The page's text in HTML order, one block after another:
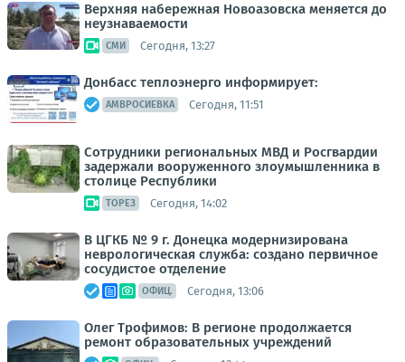
Верхняя набережная Новоазовска меняется до
неузнаваемости
СМИ Сегодня, 13:27
Донбасс теплоэнерго информирует:
АМВРОСИЕВКА Сегодня, 11:51
Сотрудники региональных МВД и Росгвардии
задержали вооруженного злоумышленника в
столице Республики
ТОРЕЗ Сегодня, 14:02
В ЦГКБ № 9 г. Донецка модернизирована
неврологическая служба: создано первичное
сосудистое отделение
ОФИЦ. Сегодня, 13:06
Олег Трофимов: В регионе продолжается
ремонт образовательных учреждений